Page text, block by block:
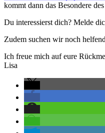
kommt dann das Besondere
Du interessierst dich? Melde
Zudem suchen wir noch
Ich freue mich auf eure
Lisa